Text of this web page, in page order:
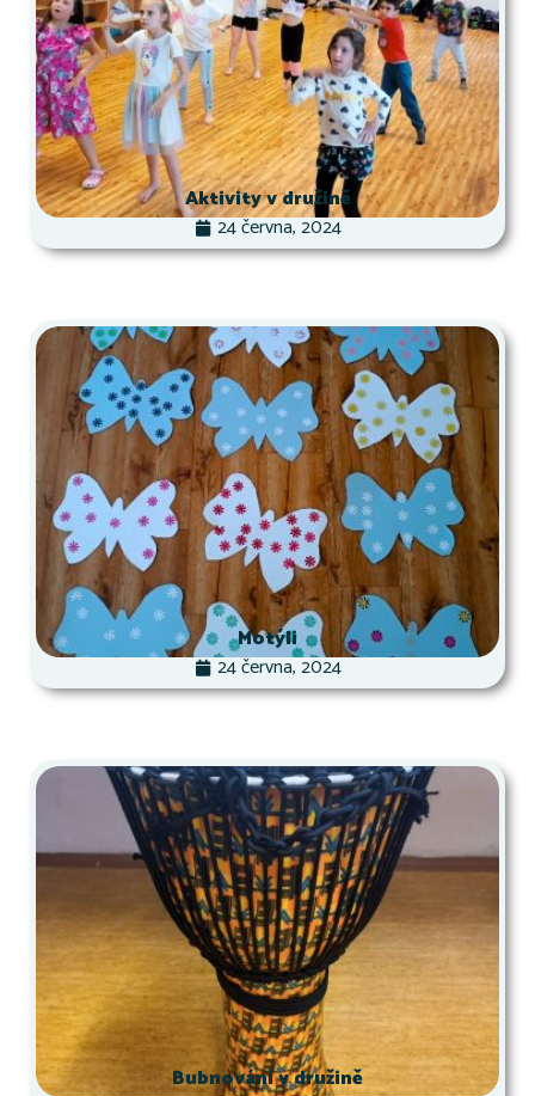
Aktivity v družině
24 června, 2024
Motýli
24 června, 2024
Bubnování v družině